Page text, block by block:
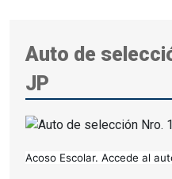
Auto de
JP
Acoso Escolar. Accede al